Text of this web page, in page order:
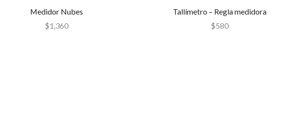
Medidor Nubes
$1,360
Tallímetro – Regla medidora
$580